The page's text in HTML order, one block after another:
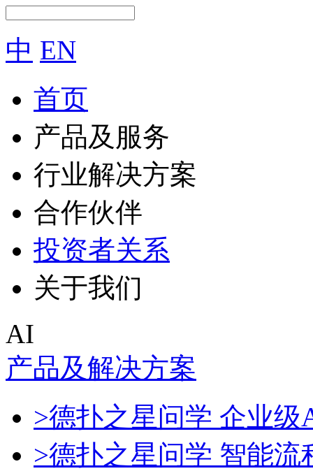
中 EN
首页
产品及服务
行业解决方案
合作伙伴
投资者关系
关于我们
AI
产品及解决方案
>德扑之星问学 企业级
>德扑之星问学 智能流